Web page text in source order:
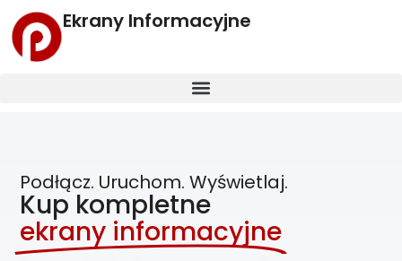
Ekrany Informacyjne
Podłącz. Uruchom. Wyświetlaj.
Kup kompletne
ekrany informacyjne